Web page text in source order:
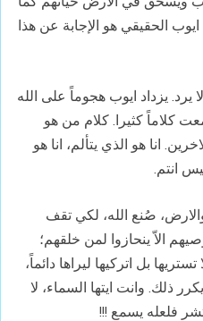
الحقيقي هو الإجابة عن هذا
يرد. يزداد ايوب هجوماً على الله
كلاماً كثيرا. كلام من هو
انا هو الذي يتألم، انا هو
انتم.
صُنع الله، لكي تقف
الاّ ينحازوا لمن خلقهم؛
بل اتركيها ليراها دائماً،
ذلك. وانت ايتها السماء، لا
فلعله يسمع !!!